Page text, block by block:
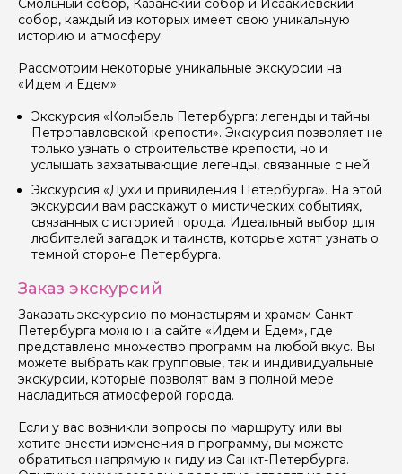
Смольный собор, Казанский собор и Исаакиевский
собор, каждый из которых имеет свою уникальную
историю и атмосферу.
Рассмотрим некоторые уникальные экскурсии на
«Идем и Едем»:
Экскурсия «Колыбель Петербурга: легенды и тайны
Петропавловской крепости». Экскурсия позволяет не
только узнать о строительстве крепости, но и
услышать захватывающие легенды, связанные с ней.
Экскурсия «Духи и привидения Петербурга». На этой
экскурсии вам расскажут о мистических событиях,
связанных с историей города. Идеальный выбор для
любителей загадок и таинств, которые хотят узнать о
темной стороне Петербурга.
Заказ экскурсий
Заказать экскурсию по монастырям и храмам Санкт-
Петербурга можно на сайте «Идем и Едем», где
представлено множество программ на любой вкус. Вы
можете выбрать как групповые, так и индивидуальные
экскурсии, которые позволят вам в полной мере
насладиться атмосферой города.
Если у вас возникли вопросы по маршруту или вы
хотите внести изменения в программу, вы можете
обратиться напрямую к гиду из Санкт-Петербурга.